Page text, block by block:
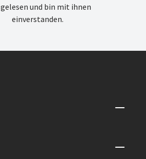
gelesen und bin mit ihnen
einverstanden.